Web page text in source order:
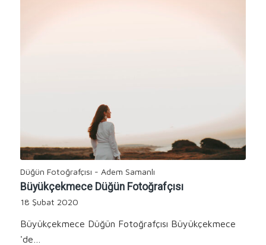
Düğün Fotoğrafçısı - Adem Samanlı
Büyükçekmece Düğün Fotoğrafçısı
18 Şubat 2020
Büyükçekmece Düğün Fotoğrafçısı Büyükçekmece
'de…